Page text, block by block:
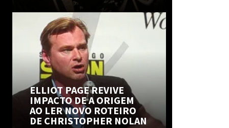
ELLIOT PAGE REVIVE
IMPACTO DE A ORIGEM
AO LER NOVO ROTEIRO
DE CHRISTOPHER NOLAN